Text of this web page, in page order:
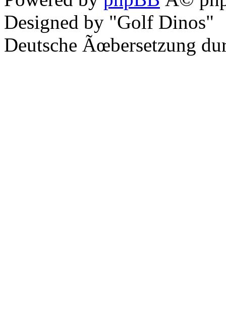
Designed by "Golf Dinos"
Deutsche Ãœbersetzung